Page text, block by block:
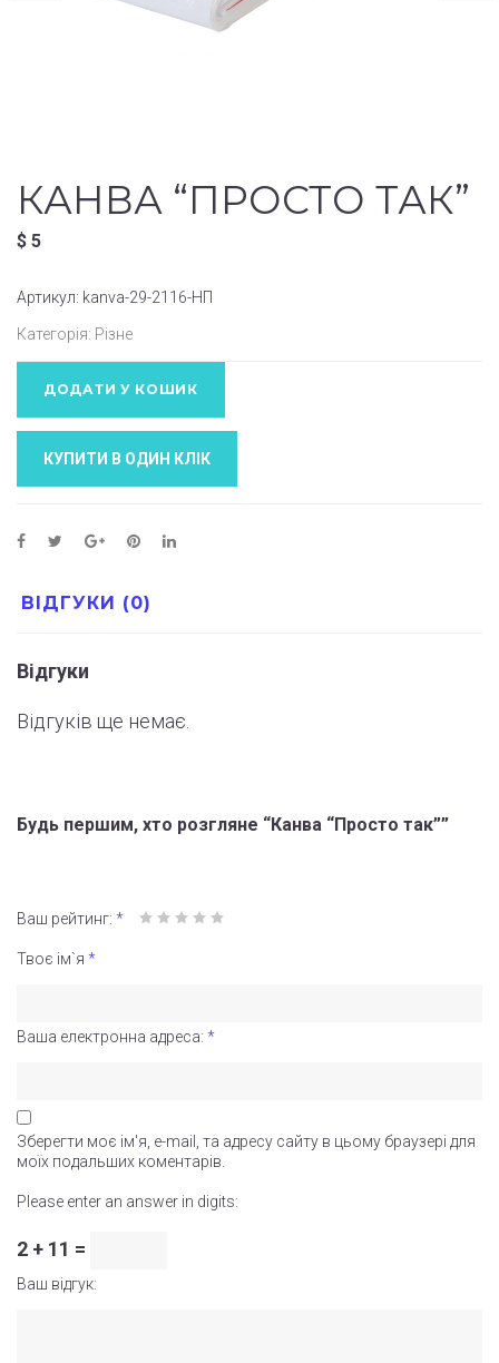
КАНВА “ПРОСТО ТАК”
$ 5
Артикул: kanva-29-2116-НП
Категорія: Різне
ДОДАТИ У КОШИК
КУПИТИ В ОДИН КЛIК
ВІДГУКИ (0)
Відгуки
Відгуків ще немає.
Будь першим, хто розгляне “Канва “Просто так””
Ваш рейтинг: *
Твоє ім`я *
Ваша електронна адреса: *
Зберегти моє ім'я, e-mail, та адресу сайту в цьому браузері для
моїх подальших коментарів.
Please enter an answer in digits:
2 + 11 =
Ваш відгук: